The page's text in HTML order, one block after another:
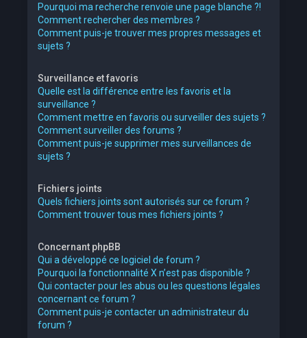
Pourquoi ma recherche renvoie une page blanche ?!
Comment rechercher des membres ?
Comment puis-je trouver mes propres messages et
sujets ?
Surveillance et favoris
Quelle est la différence entre les favoris et la
surveillance ?
Comment mettre en favoris ou surveiller des sujets ?
Comment surveiller des forums ?
Comment puis-je supprimer mes surveillances de
sujets ?
Fichiers joints
Quels fichiers joints sont autorisés sur ce forum ?
Comment trouver tous mes fichiers joints ?
Concernant phpBB
Qui a développé ce logiciel de forum ?
Pourquoi la fonctionnalité X n’est pas disponible ?
Qui contacter pour les abus ou les questions légales
concernant ce forum ?
Comment puis-je contacter un administrateur du
forum ?